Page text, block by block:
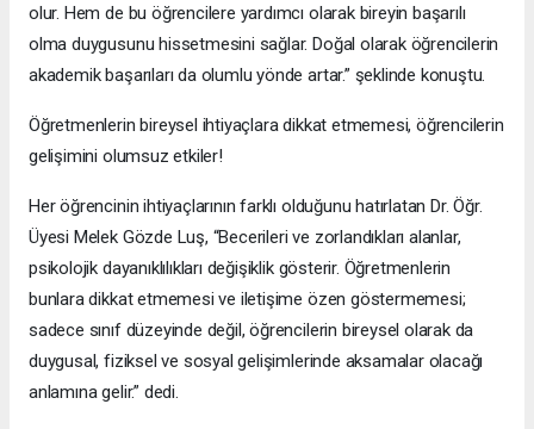
olur. Hem de bu öğrencilere yardımcı olarak bireyin başarılı
olma duygusunu hissetmesini sağlar. Doğal olarak öğrencilerin
akademik başarıları da olumlu yönde artar.” şeklinde konuştu.
Öğretmenlerin bireysel ihtiyaçlara dikkat etmemesi, öğrencilerin
gelişimini olumsuz etkiler!
Her öğrencinin ihtiyaçlarının farklı olduğunu hatırlatan Dr. Öğr.
Üyesi Melek Gözde Luş, “Becerileri ve zorlandıkları alanlar,
psikolojik dayanıklılıkları değişiklik gösterir. Öğretmenlerin
bunlara dikkat etmemesi ve iletişime özen göstermemesi;
sadece sınıf düzeyinde değil, öğrencilerin bireysel olarak da
duygusal, fiziksel ve sosyal gelişimlerinde aksamalar olacağı
anlamına gelir.” dedi.